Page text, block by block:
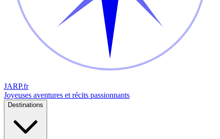
JARP.fr
Joyeuses aventures et récits passionnants
Destinations